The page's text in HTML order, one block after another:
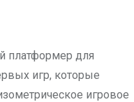
платформер для
игр, которые
игровое